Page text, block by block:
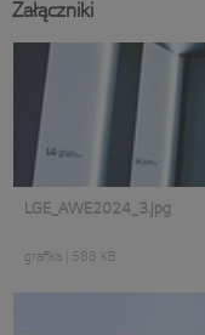
Załączniki
LGE_AWE2024_3.jpg
grafika 588 KB